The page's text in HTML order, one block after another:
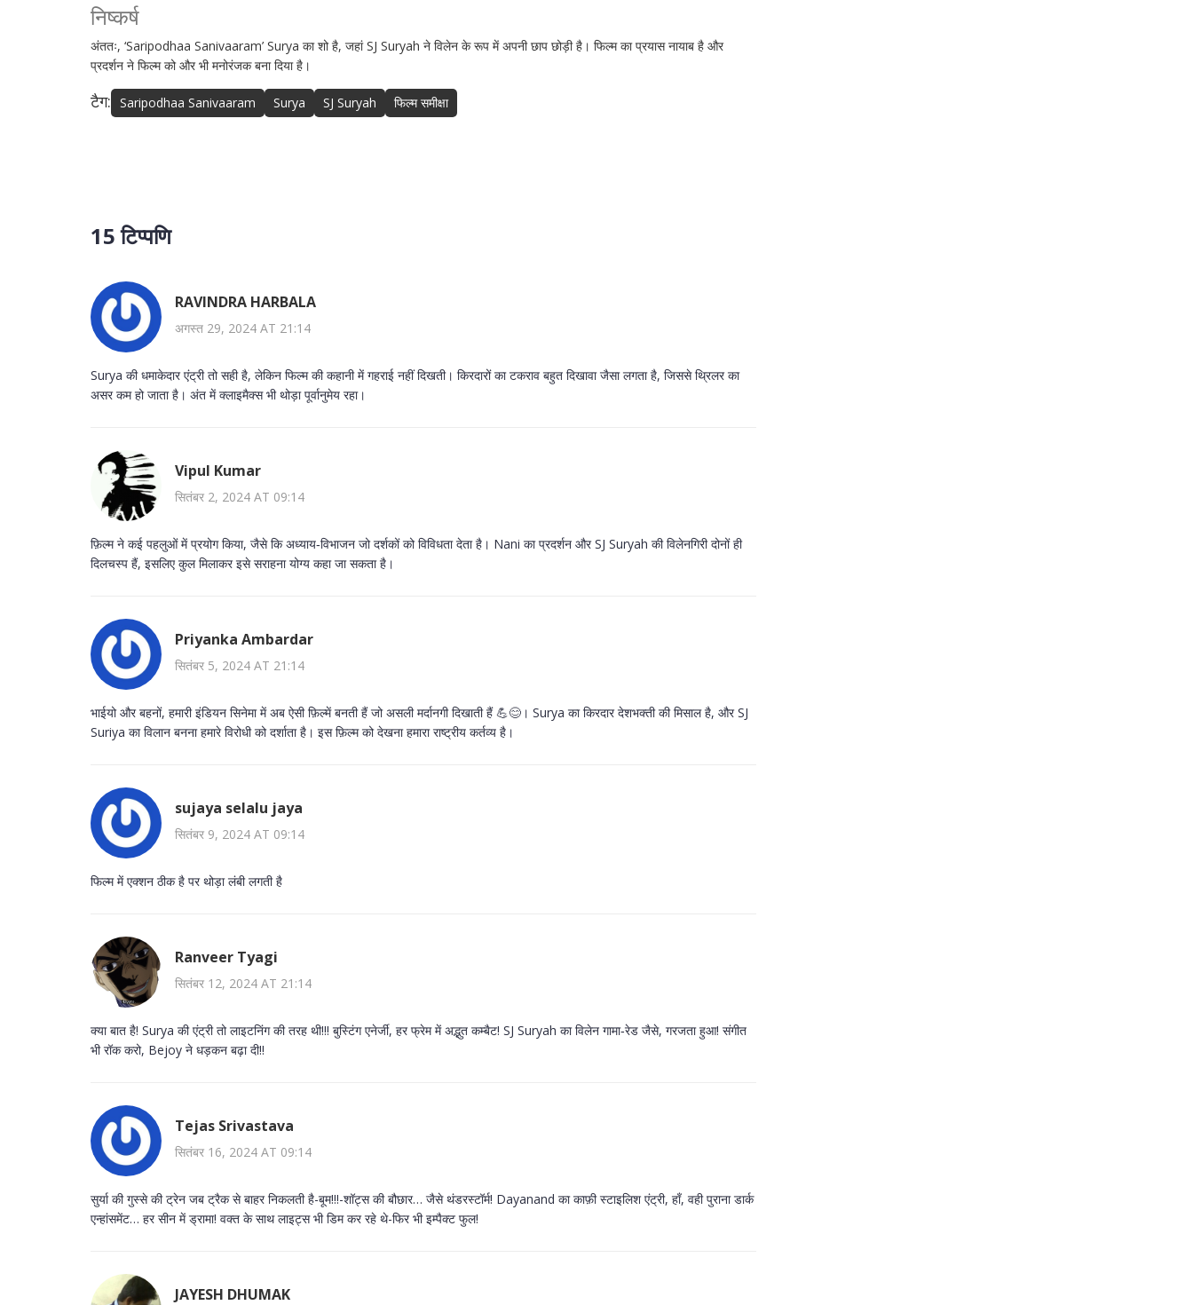
निष्कर्ष
अंततः, ‘Saripodhaa Sanivaaram’ Surya का शो है, जहां SJ Suryah ने विलेन के रूप में अपनी छाप छोड़ी है। फिल्म का प्रयास नायाब है और
प्रदर्शन ने फिल्म को और भी मनोरंजक बना दिया है।
टैग: Saripodhaa Sanivaaram Surya SJ Suryah फिल्म समीक्षा
15 टिप्पणि
RAVINDRA HARBALA
अगस्त 29, 2024 AT 21:14
Surya की धमाकेदार एंट्री तो सही है, लेकिन फिल्म की कहानी में गहराई नहीं दिखती। किरदारों का टकराव बहुत दिखावा जैसा लगता है, जिससे थ्रिलर का
असर कम हो जाता है। अंत में क्लाइमैक्स भी थोड़ा पूर्वानुमेय रहा।
Vipul Kumar
सितंबर 2, 2024 AT 09:14
फ़िल्म ने कई पहलुओं में प्रयोग किया, जैसे कि अध्याय‑विभाजन जो दर्शकों को विविधता देता है। Nani का प्रदर्शन और SJ Suryah की विलेनगिरी दोनों ही
दिलचस्प हैं, इसलिए कुल मिलाकर इसे सराहना योग्य कहा जा सकता है।
Priyanka Ambardar
सितंबर 5, 2024 AT 21:14
भाईयो और बहनों, हमारी इंडियन सिनेमा में अब ऐसी फ़िल्में बनती हैं जो असली मर्दानगी दिखाती हैं 💪😊। Surya का किरदार देशभक्ती की मिसाल है, और SJ
Suriya का विला‍न बनना हमारे विरोधी को दर्शाता है। इस फ़िल्म को देखना हमारा राष्ट्रीय कर्तव्य है।
sujaya selalu jaya
सितंबर 9, 2024 AT 09:14
फिल्म में एक्शन ठीक है पर थोड़ा लंबी लगती है
Ranveer Tyagi
सितंबर 12, 2024 AT 21:14
क्या बात है! Surya की एंट्री तो लाइटनिंग की तरह थी!!! बुस्टिंग एनेर्जी, हर फ्रेम में अद्भुत कम्बैट! SJ Suryah का विलेन गामा‑रेड जैसे, गरजता हुआ! संगीत
भी रॉक करो, Bejoy ने धड़कन बढ़ा दी!!
Tejas Srivastava
सितंबर 16, 2024 AT 09:14
सुर्या की गुस्से की ट्रेन जब ट्रैक से बाहर निकलती है-बूम!!!-शॉट्स की बौछार… जैसे थंडरस्टॉर्म! Dayanand का काफ़ी स्टाइलिश एंट्री, हाँ, वही पुराना डार्क
एन्हांसमेंट… हर सीन में ड्रामा! वक्त के साथ लाइट्स भी डिम कर रहे थे-फिर भी इम्पैक्ट फुल!
JAYESH DHUMAK